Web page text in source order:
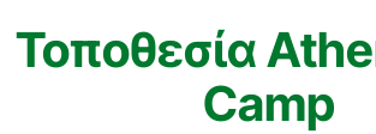
Τοποθεσία
Camp